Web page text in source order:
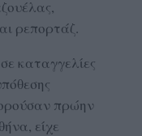
ρεπορτάζ.
καταγγελίες
πρώην
είχε